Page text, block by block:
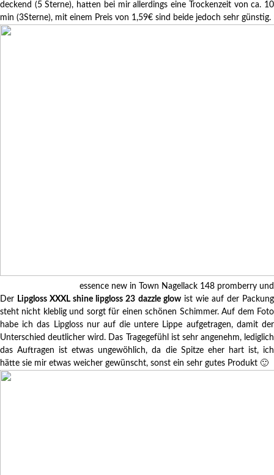
deckend (5 Sterne), hatten bei mir allerdings eine Trockenzeit von ca. 10
min (3Sterne), mit einem Preis von 1,59€ sind beide jedoch sehr günstig.
essence new in Town Nagellack 148 promberry
Der Lipgloss XXXL shine lipgloss 23 dazzle glowist wie auf der Packung
steht nicht kleblig und sorgt für einen schönen Schimmer. Auf dem Foto
habe ich das Lipgloss nur auf die untere Lippe aufgetragen, damit der
Unterschied deutlicher wird. Das Tragegefühl ist sehr angenehm, lediglich
das Auftragen ist etwas ungewöhlich, da die Spitze eher hart ist, ich
hätte sie mir etwas weicher gewünscht, sonst ein sehr gutes Produkt 🙂